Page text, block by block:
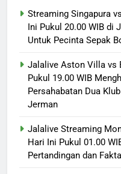
Streaming Singapura
Ini Pukul 20.00 WIB di
Untuk Pecinta Sepak
Jalalive Aston Villa vs
Pukul 19.00 WIB
Persahabatan Dua
Jerman
Jalalive Streaming
Hari Ini Pukul 01.00
Pertandingan dan